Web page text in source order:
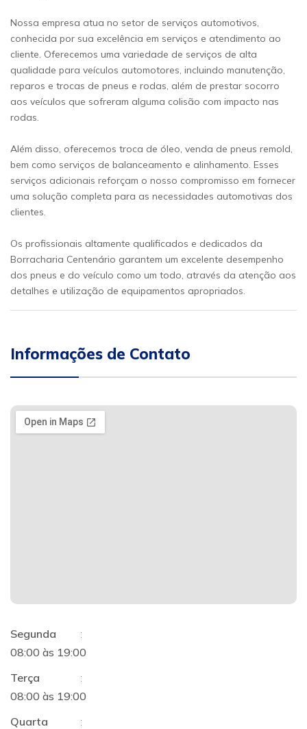
Nossa empresa atua no setor de serviços automotivos,
conhecida por sua excelência em serviços e atendimento ao
cliente. Oferecemos uma variedade de serviços de alta
qualidade para veículos automotores, incluindo manutenção,
reparos e trocas de pneus e rodas, além de prestar socorro
aos veículos que sofreram alguma colisão com impacto nas
rodas.
Além disso, oferecemos troca de óleo, venda de pneus remold,
bem como serviços de balanceamento e alinhamento. Esses
serviços adicionais reforçam o nosso compromisso em fornecer
uma solução completa para as necessidades automotivas dos
clientes.
Os profissionais altamente qualificados e dedicados da
Borracharia Centenário garantem um excelente desempenho
dos pneus e do veículo como um todo, através da atenção aos
detalhes e utilização de equipamentos apropriados.
Informações de Contato
Segunda
:
08:00 às 19:00
Terça
:
08:00 às 19:00
Quarta
: